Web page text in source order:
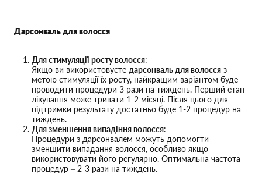
Дарсонваль для волосся
Для стимуляції росту волосся:
Якщо ви використовуєте дарсонваль для волосся з
метою стимуляції їх росту, найкращим варіантом буде
проводити процедури 3 рази на тиждень. Перший етап
лікування може тривати 1-2 місяці. Після цього для
підтримки результату достатньо буде 1-2 процедур на
тиждень.
Для зменшення випадіння волосся:
Процедури з дарсонвалем можуть допомогти
зменшити випадання волосся, особливо якщо
використовувати його регулярно. Оптимальна частота
процедур – 2-3 рази на тиждень.